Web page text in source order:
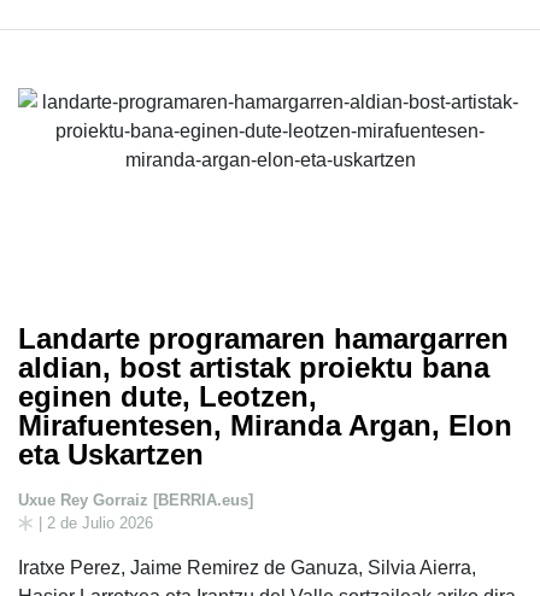
Landarte programaren hamargarren
aldian, bost artistak proiektu bana
eginen dute, Leotzen,
Mirafuentesen, Miranda Argan, Elon
eta Uskartzen
Uxue Rey Gorraiz [BERRIA.eus]
| 2 de Julio 2026
Iratxe Perez, Jaime Remirez de Ganuza, Silvia Aierra,